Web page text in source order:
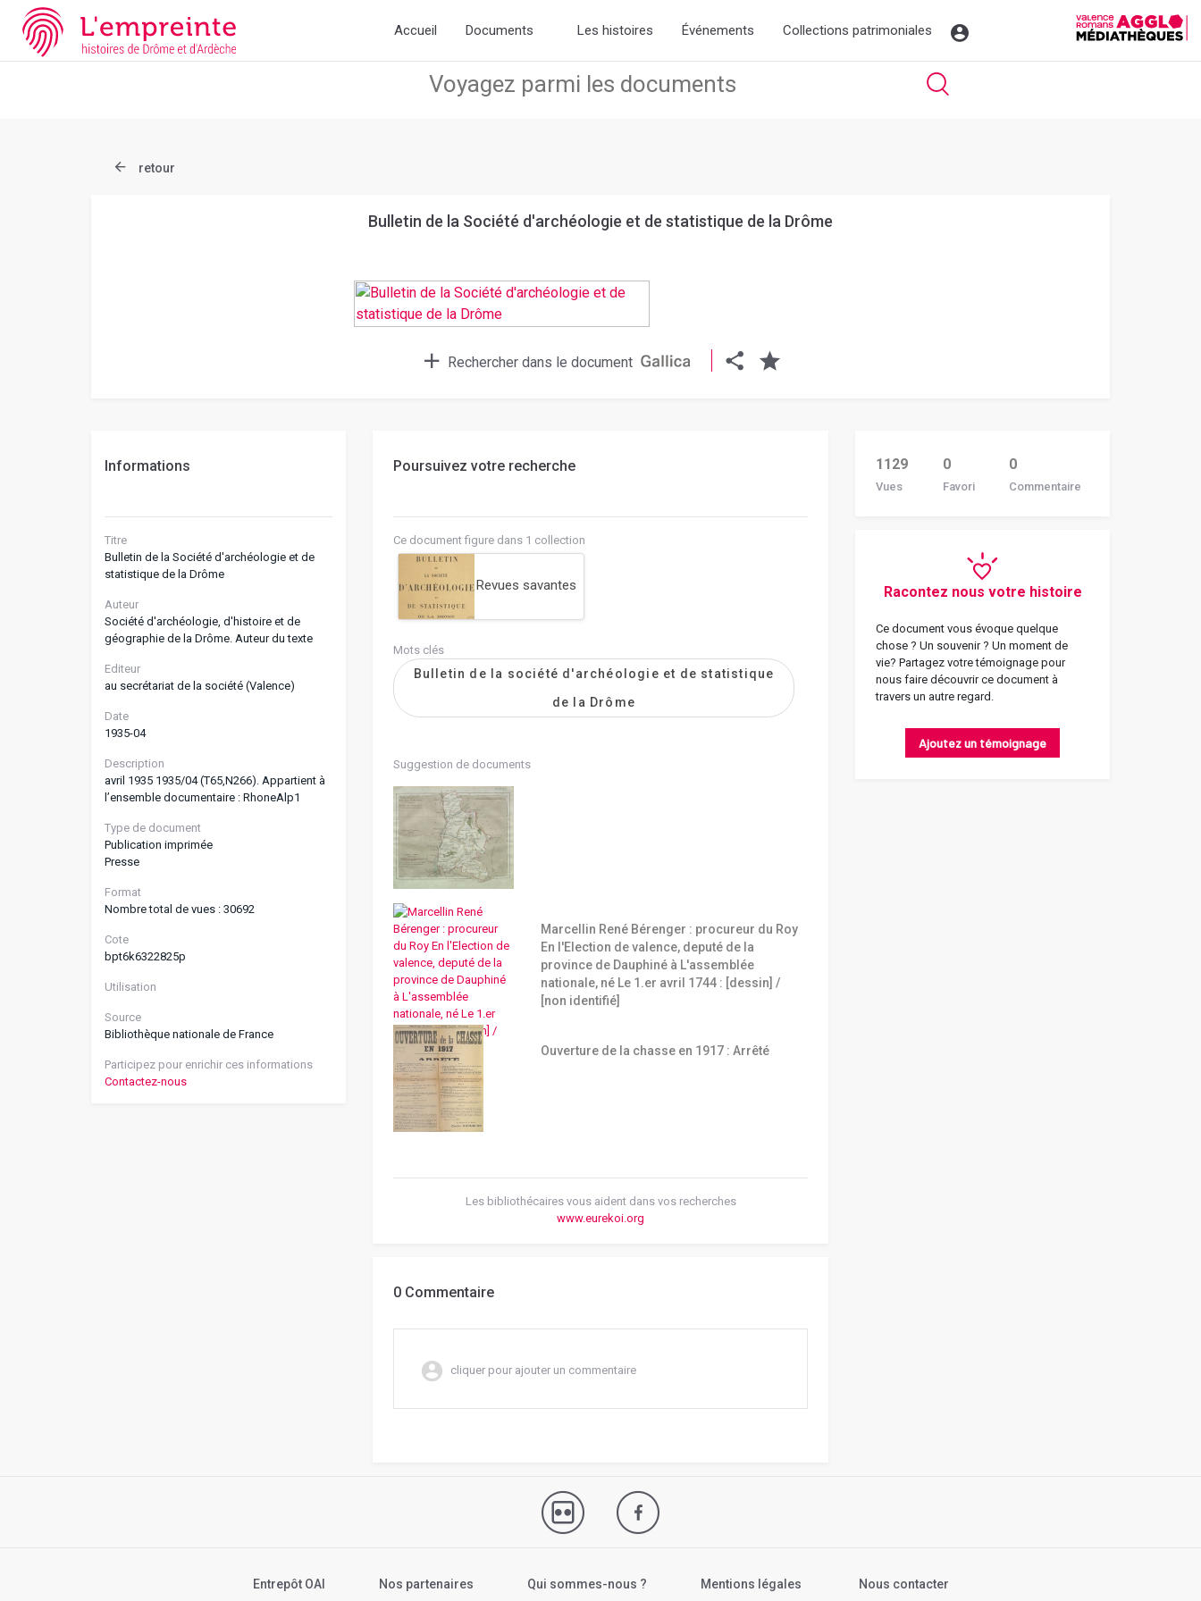
Array ( [slug] => document [ref] => bpt6k6322825p )
Accueil Documents Les histoires Événements Collections patrimoniales
retour
Bulletin de la Société d'archéologie et de statistique de la Drôme
Rechercher dans le document
Informations
Titre
Bulletin de la Société d'archéologie et de
statistique de la Drôme
Auteur
Société d'archéologie, d'histoire et de
géographie de la Drôme. Auteur du texte
Editeur
au secrétariat de la société (Valence)
Date
1935-04
Description
avril 1935 1935/04 (T65,N266). Appartient à
l’ensemble documentaire : RhoneAlp1
Type de document
Publication imprimée
Presse
Format
Nombre total de vues : 30692
Cote
bpt6k6322825p
Utilisation
Source
Bibliothèque nationale de France
Participez pour enrichir ces informations
Contactez-nous
Poursuivez votre recherche
Ce document figure dans 1 collection
Revues savantes
Mots clés
Bulletin de la société d'archéologie et de statistique
de la Drôme
Suggestion de documents
Marcellin René Bérenger : procureur du Roy
En l'Election de valence, deputé de la
province de Dauphiné à L'assemblée
nationale, né Le 1.er avril 1744 : [dessin] /
[non identifié]
Ouverture de la chasse en 1917 : Arrêté
Les bibliothécaires vous aident dans vos recherches
www.eurekoi.org
0 Commentaire
cliquer pour ajouter un commentaire
1129
Vues
0
Favori
0
Commentaire
Racontez nous votre histoire
Ce document vous évoque quelque
chose ? Un souvenir ? Un moment de
vie? Partagez votre témoignage pour
nous faire découvrir ce document à
travers un autre regard.
Ajoutez un témoignage
Entrepôt OAI Nos partenaires Qui sommes-nous ? Mentions légales Nous contacter